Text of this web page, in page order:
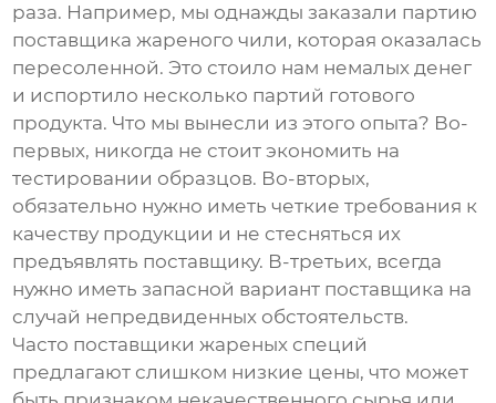
раза. Например, мы однажды заказали партию
поставщика жареного чили, которая оказалась
пересоленной. Это стоило нам немалых денег
и испортило несколько партий готового
продукта. Что мы вынесли из этого опыта? Во-
первых, никогда не стоит экономить на
тестировании образцов. Во-вторых,
обязательно нужно иметь четкие требования к
качеству продукции и не стесняться их
предъявлять поставщику. В-третьих, всегда
нужно иметь запасной вариант поставщика на
случай непредвиденных обстоятельств.
Часто поставщики жареных специй
предлагают слишком низкие цены, что может